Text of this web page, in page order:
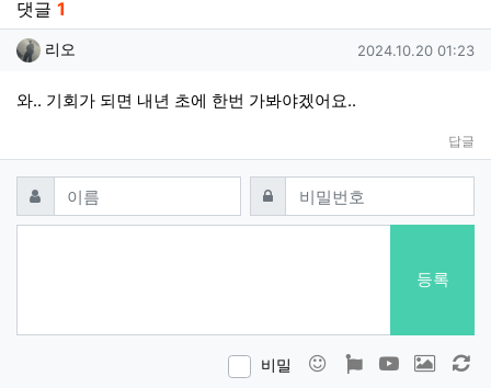
댓글 1
리오님의 댓글
리오 작성일
2024.10.20 01:23
와.. 기회가 되면 내년 초에 한번 가봐야겠어요..
답글
댓글쓰기
이름 필수 비밀번호필수
등록
비밀 이모티콘폰트어썸
동영상 이미지